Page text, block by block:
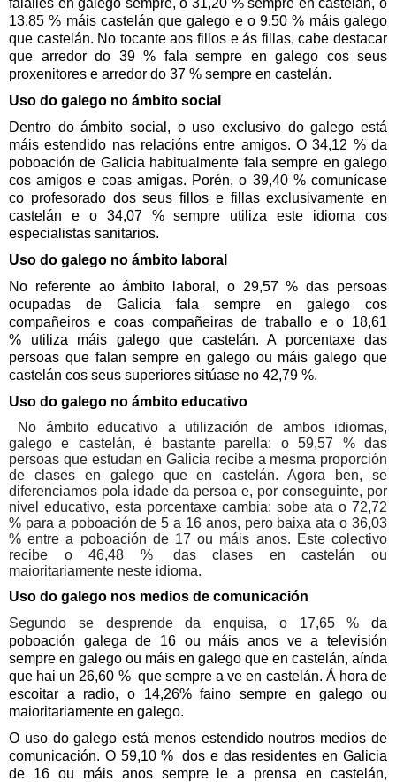
13,85 % máis castelán que galego e o 9,50 % máis galego
que castelán. No tocante aos fillos e ás fillas, cabe destacar
que arredor do 39 % fala sempre en galego cos seus
proxenitores e arredor do 37 % sempre en castelán.
Uso do galego no ámbito social
Dentro do ámbito social, o uso exclusivo do galego está
máis estendido nas relacións entre amigos. O 34,12 % da
poboación de Galicia habitualmente fala sempre en galego
cos amigos e coas amigas. Porén, o 39,40 % comunícase
co profesorado dos seus fillos e fillas exclusivamente en
castelán e o 34,07 %sempre utiliza este idioma cos
especialistas sanitarios.
Uso do galego no ámbito laboral
No referente ao ámbito laboral, o 29,57 %das persoas
ocupadas de Galicia fala sempre en galego cos
compañeiros e coas compañeiras de traballo e o 18,61
% utiliza máis galego que castelán. A porcentaxe das
persoas que falan sempre en galego ou máis galego que
castelán cos seus superiores sitúase no 42,79 %.
Uso do galego no ámbito educativo
No ámbito educativo a utilización de ambos idiomas,
galego e castelán, é bastante parella: o 59,57 % das
persoas que estudan en Galicia recibe a mesma proporción
de clases en galego que en castelán. Agora ben, se
diferenciamos pola idade da persoa e, por conseguinte, por
nivel educativo, esta porcentaxe cambia: sobe ata o 72,72
% para a poboación de 5 a 16 anos, pero baixa ata o 36,03
%entre a poboación de 17 ou máis anos. Este colectivo
recibe o 46,48 %
das clases en castelán ou
maioritariamente neste idioma.
Uso do galego nos medios de comunicación
Segundo se desprende da enquisa, o 17,65 % da
poboación galega de 16 ou máis anos ve a televisión
sempre en galego ou máis en galego que en castelán, aínda
que hai un 26,60 % que sempre a ve en castelán. Á hora de
escoitar a radio, o 14,26%faino sempre en galego ou
maioritariamente en galego.
O uso do galego está menos estendido noutros medios de
comunicación. O 59,10 % dos e das residentes en Galicia
de 16 ou máis anos sempre le a prensa en castelán,